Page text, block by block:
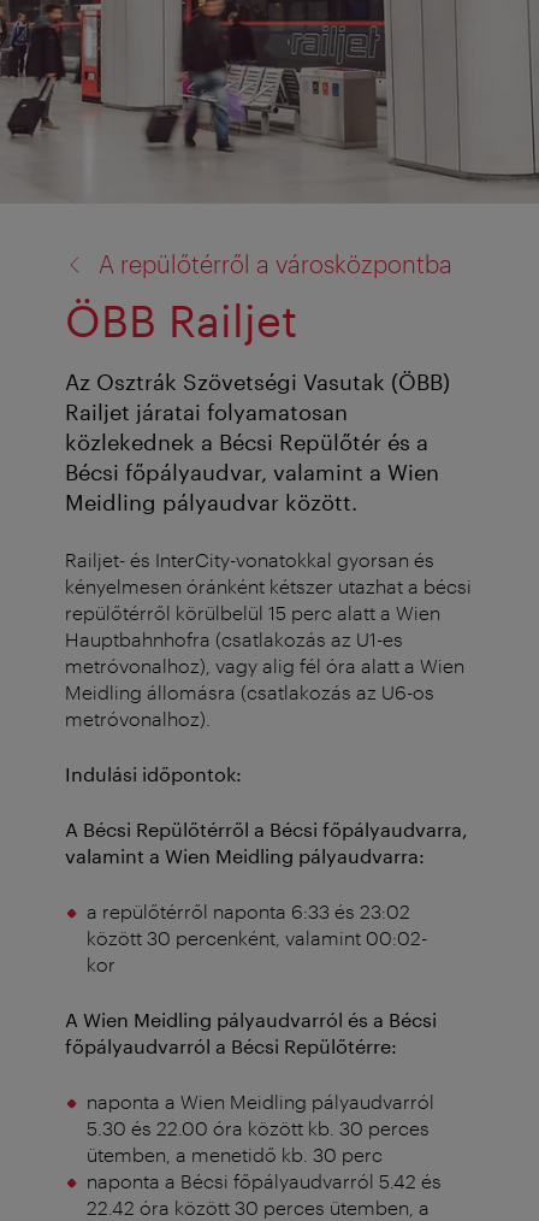
A repülőtérről a városközpontba
ÖBB Railjet
Az Osztrák Szövetségi Vasutak (ÖBB)
Railjet járatai folyamatosan
közlekednek a Bécsi Repülőtér és a
Bécsi főpályaudvar, valamint a Wien
Meidling pályaudvar között.
Railjet- és InterCity-vonatokkal gyorsan és
kényelmesen óránként kétszer utazhat a bécsi
repülőtérről körülbelül 15 perc alatt a Wien
Hauptbahnhofra (csatlakozás az U1-es
metróvonalhoz), vagy alig fél óra alatt a Wien
Meidling állomásra (csatlakozás az U6-os
metróvonalhoz).
Indulási időpontok:
A Bécsi Repülőtérről a Bécsi főpályaudvarra,
valamint a Wien Meidling pályaudvarra:
a repülőtérről naponta 6:33 és 23:02
között 30 percenként, valamint 00:02-
kor
A Wien Meidling pályaudvarról és a Bécsi
főpályaudvarról a Bécsi Repülőtérre:
naponta a Wien Meidling pályaudvarról
5.30 és 22.00 óra között kb. 30 perces
ütemben, a menetidő kb. 30 perc
naponta a Bécsi főpályaudvarról 5.42 és
22.42 óra között 30 perces ütemben, a